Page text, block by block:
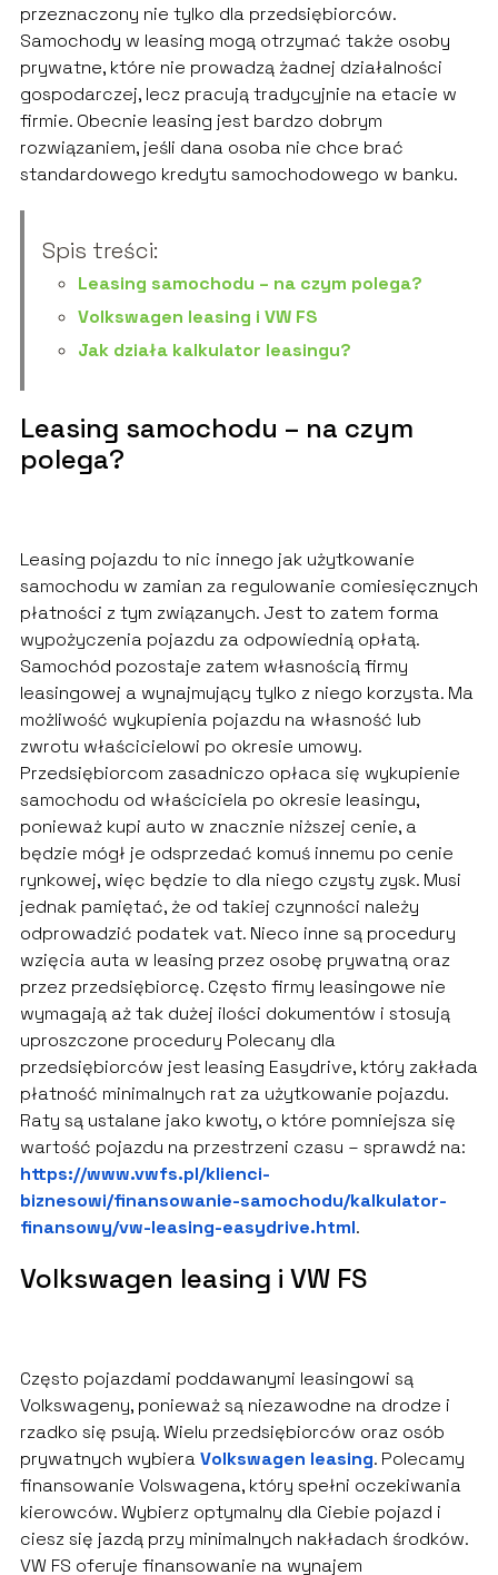
przeznaczony nie tylko dla przedsiębiorców.
Samochody w leasing mogą otrzymać także osoby
prywatne, które nie prowadzą żadnej działalności
gospodarczej, lecz pracują tradycyjnie na etacie w
firmie. Obecnie leasing jest bardzo dobrym
rozwiązaniem, jeśli dana osoba nie chce brać
standardowego kredytu samochodowego w banku.
Spis treści:
Leasing samochodu – na czym polega?
Volkswagen leasing i VW FS
Jak działa kalkulator leasingu?
Leasing samochodu – na czym
polega?
Leasing pojazdu to nic innego jak użytkowanie
samochodu w zamian za regulowanie comiesięcznych
płatności z tym związanych. Jest to zatem forma
wypożyczenia pojazdu za odpowiednią opłatą.
Samochód pozostaje zatem własnością firmy
leasingowej a wynajmujący tylko z niego korzysta. Ma
możliwość wykupienia pojazdu na własność lub
zwrotu właścicielowi po okresie umowy.
Przedsiębiorcom zasadniczo opłaca się wykupienie
samochodu od właściciela po okresie leasingu,
ponieważ kupi auto w znacznie niższej cenie, a
będzie mógł je odsprzedać komuś innemu po cenie
rynkowej, więc będzie to dla niego czysty zysk. Musi
jednak pamiętać, że od takiej czynności należy
odprowadzić podatek vat. Nieco inne są procedury
wzięcia auta w leasing przez osobę prywatną oraz
przez przedsiębiorcę. Często firmy leasingowe nie
wymagają aż tak dużej ilości dokumentów i stosują
uproszczone procedury Polecany dla
przedsiębiorców jest leasing Easydrive, który zakłada
płatność minimalnych rat za użytkowanie pojazdu.
Raty są ustalane jako kwoty, o które pomniejsza się
wartość pojazdu na przestrzeni czasu – sprawdź na:
https://www.vwfs.pl/klienci-
biznesowi/finansowanie-samochodu/kalkulator-
finansowy/vw-leasing-easydrive.html.
Volkswagen leasing i VW FS
Często pojazdami poddawanymi leasingowi są
Volkswageny, ponieważ są niezawodne na drodze i
rzadko się psują. Wielu przedsiębiorców oraz osób
prywatnych wybieraVolkswagen leasing. Polecamy
finansowanie Volswagena, który spełni oczekiwania
kierowców. Wybierz optymalny dla Ciebie pojazd i
ciesz się jazdą przy minimalnych nakładach środków.
VW FS oferuje finansowanie na wynajem